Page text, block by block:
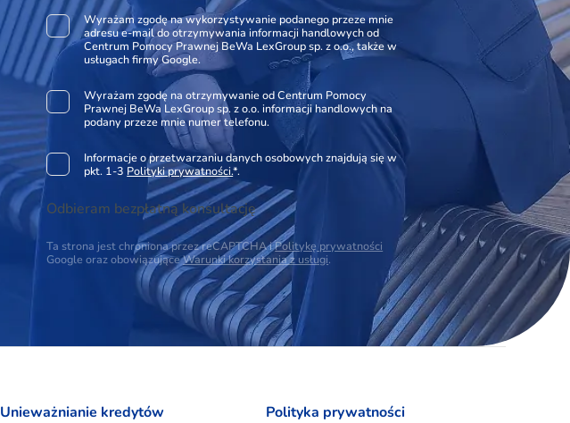
Wyrażam zgodę na wykorzystywanie podanego przeze mnie
adresu e-mail do otrzymywania informacji handlowych od
Centrum Pomocy Prawnej BeWa LexGroup sp. z o.o., także w
usługach firmy Google.
Wyrażam zgodę na otrzymywanie od Centrum Pomocy
Prawnej BeWa LexGroup sp. z o.o. informacji handlowych na
podany przeze mnie numer telefonu.
Informacje o przetwarzaniu danych osobowych znajdują się w
pkt. 1-3 Polityki prywatności.*.
Odbieram bezpłatną konsultację
Ta strona jest chroniona przez reCAPTCHA iPolitykę prywatności
Google oraz obowiązująceWarunki korzystania z usługi.
Unieważnianie kredytów Polityka prywatności